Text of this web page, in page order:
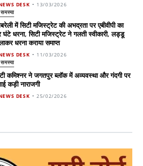
DESK 13/03/2026
में सिटी मजिस्ट्रेट की अभद्रता पर एबीवीपी का
घंटे धरना, सिटी मजिस्ट्रेट ने गलती स्वीकारी, लड्डू
धरना कराया समाप्त
DESK 11/03/2026
कमिश्नर ने जगतपुर ब्लॉक में अव्यवस्था और गंदगी पर
कड़ी नाराजगी
DESK 25/02/2026